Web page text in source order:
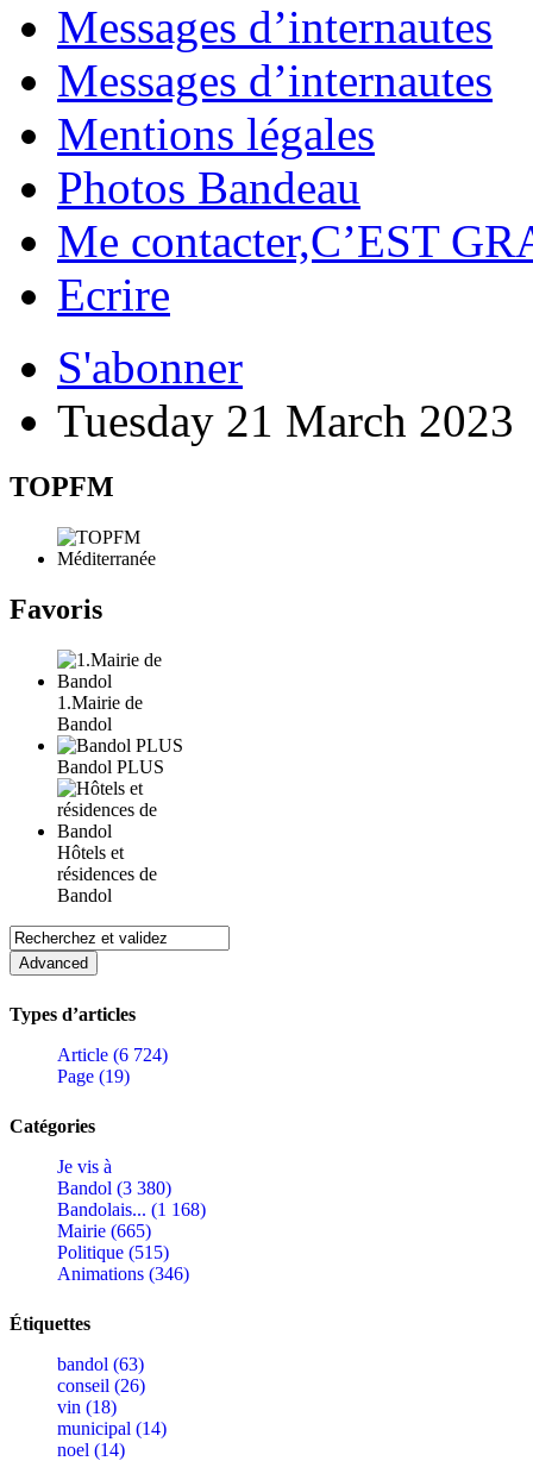
Messages d’internautes
Messages d’internautes
Mentions légales
Photos Bandeau
Me contacter,C’EST
Ecrire
S'abonner
Tuesday 21 March 2023
TOPFM
Favoris
1.Mairie de
Bandol
Bandol PLUS
Hôtels et
résidences de
Bandol
Types d’articles
Article (6 724)
Page (19)
Catégories
Je vis à
Bandol (3 380)
Bandolais... (1 168)
Mairie (665)
Politique (515)
Animations (346)
Étiquettes
bandol (63)
conseil (26)
vin (18)
municipal (14)
noel (14)